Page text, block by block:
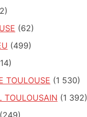
(62)
(499)
TOULOUSE (1 530)
TOULOUSAIN (1 392)
(249)